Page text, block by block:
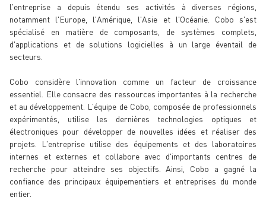
l'entreprise a depuis étendu ses activités à diverses régions,
notamment l'Europe, l'Amérique, l'Asie et l'Océanie. Cobo s'est
spécialisé en matière de composants, de systèmes complets,
d'applications et de solutions logicielles à un large éventail de
secteurs.
Cobo considère l'innovation comme un facteur de croissance
essentiel. Elle consacre des ressources importantes à la recherche
et au développement. L'équipe de Cobo, composée de professionnels
expérimentés, utilise les dernières technologies optiques et
électroniques pour développer de nouvelles idées et réaliser des
projets. L'entreprise utilise des équipements et des laboratoires
internes et externes et collabore avec d'importants centres de
recherche pour atteindre ses objectifs. Ainsi, Cobo a gagné la
confiance des principaux équipementiers et entreprises du monde
entier.